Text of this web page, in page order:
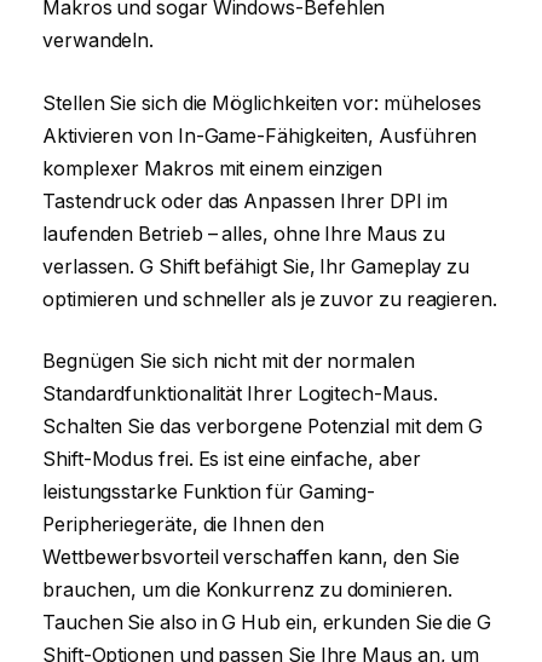
Makros und sogar Windows-Befehlen
verwandeln.
Stellen Sie sich die Möglichkeiten vor: müheloses
Aktivieren von In-Game-Fähigkeiten, Ausführen
komplexer Makros mit einem einzigen
Tastendruck oder das Anpassen Ihrer DPI im
laufenden Betrieb – alles, ohne Ihre Maus zu
verlassen. G Shift befähigt Sie, Ihr Gameplay zu
optimieren und schneller als je zuvor zu reagieren.
Begnügen Sie sich nicht mit der normalen
Standardfunktionalität Ihrer Logitech-Maus.
Schalten Sie das verborgene Potenzial mit dem G
Shift-Modus frei. Es ist eine einfache, aber
leistungsstarke Funktion für Gaming-
Peripheriegeräte, die Ihnen den
Wettbewerbsvorteil verschaffen kann, den Sie
brauchen, um die Konkurrenz zu dominieren.
Tauchen Sie also in G Hub ein, erkunden Sie die G
Shift-Optionen und passen Sie Ihre Maus an, um